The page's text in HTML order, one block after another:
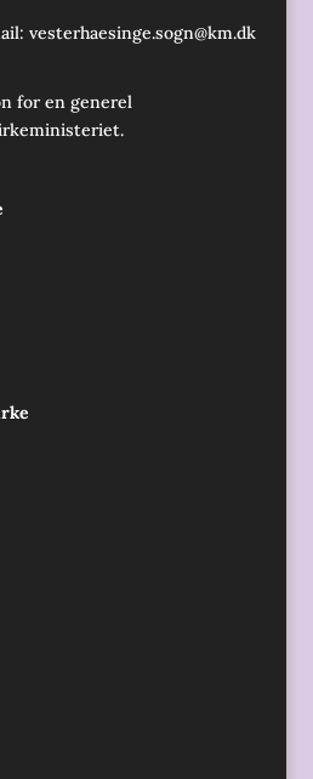
vesterhaesinge.sogn@km.dk
for en generel